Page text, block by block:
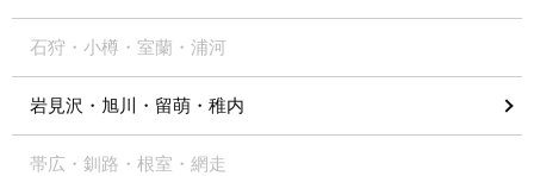
石狩・小樽・室蘭・浦河
岩見沢・旭川・留萌・稚内
帯広・釧路・根室・網走